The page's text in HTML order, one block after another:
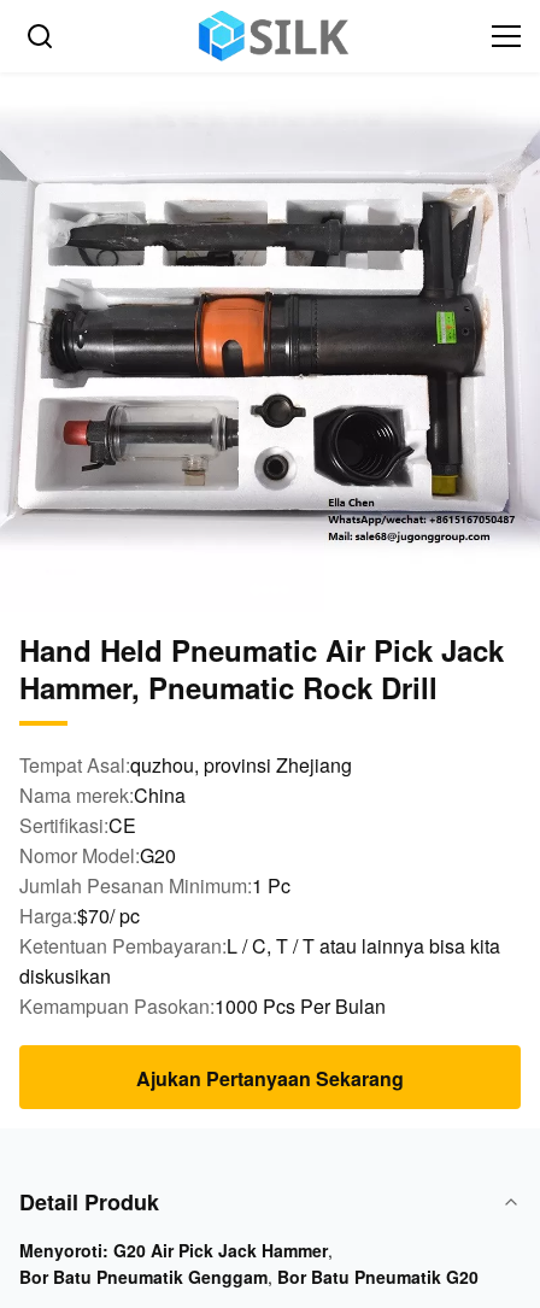
Hand Held Pneumatic Air Pick Jack
Hammer, Pneumatic Rock Drill
Tempat Asal:quzhou, provinsi Zhejiang
Nama merek:China
Sertifikasi:CE
Nomor Model:G20
Jumlah Pesanan Minimum:1 Pc
Harga:$70/ pc
Ketentuan Pembayaran:L / C, T / T atau lainnya bisa kita
diskusikan
Kemampuan Pasokan:1000 Pcs Per Bulan
Ajukan Pertanyaan Sekarang
Detail Produk
Menyoroti: G20 Air Pick Jack Hammer,
Bor Batu Pneumatik Genggam, Bor Batu Pneumatik G20